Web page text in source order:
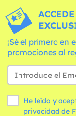
¡Sé el primero en
promociones al
He leído y
privacidad de